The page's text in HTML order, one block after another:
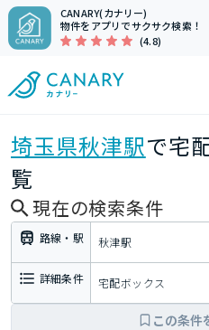
CANARY(カナリー)
物件をアプリでサクサク検索！
(4.8)
埼玉県秋津駅で宅
覧
現在の検索条件
路線・駅 秋津駅
詳細条件 宅配ボックス
この条件